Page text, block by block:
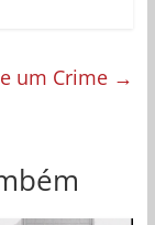
um Crime →